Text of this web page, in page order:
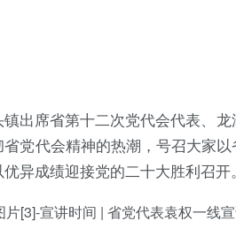
出席省第十二次党代会代表、
党代会精神的热潮，号召大家
异成绩迎接党的二十大胜利召开。